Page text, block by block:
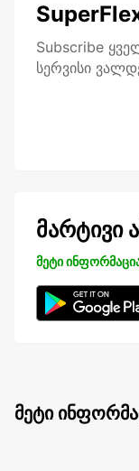
Subscribe
სერვისი
მარტივი
მეტი
მეტი